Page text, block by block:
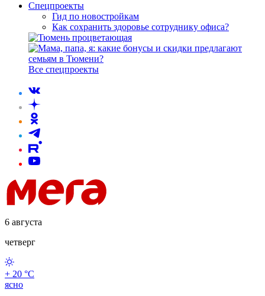
Спецпроекты
Гид по новостройкам
Как сохранить здоровье сотруднику офиса?
Все спецпроекты
6 августа
четверг
+ 20 °С
ясно